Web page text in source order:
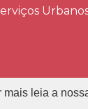
de Conceição
mais leia a